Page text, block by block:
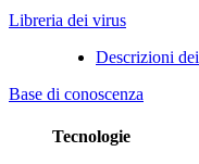
Libreria dei virus
Descrizioni
Base di conoscenza
Tecnologie